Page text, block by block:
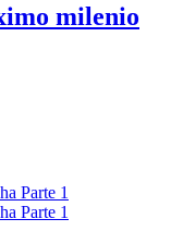
milenio